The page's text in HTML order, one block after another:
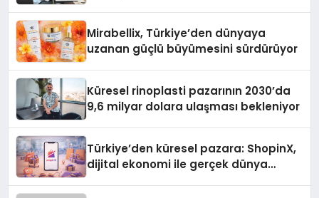
Mirabellix, Türkiye’den dünyaya
uzanan güçlü büyümesini sürdürüyor
Küresel rinoplasti pazarının 2030’da
9,6 milyar dolara ulaşması bekleniyor
Türkiye’den küresel pazara: ShopinX,
dijital ekonomi ile gerçek dünya